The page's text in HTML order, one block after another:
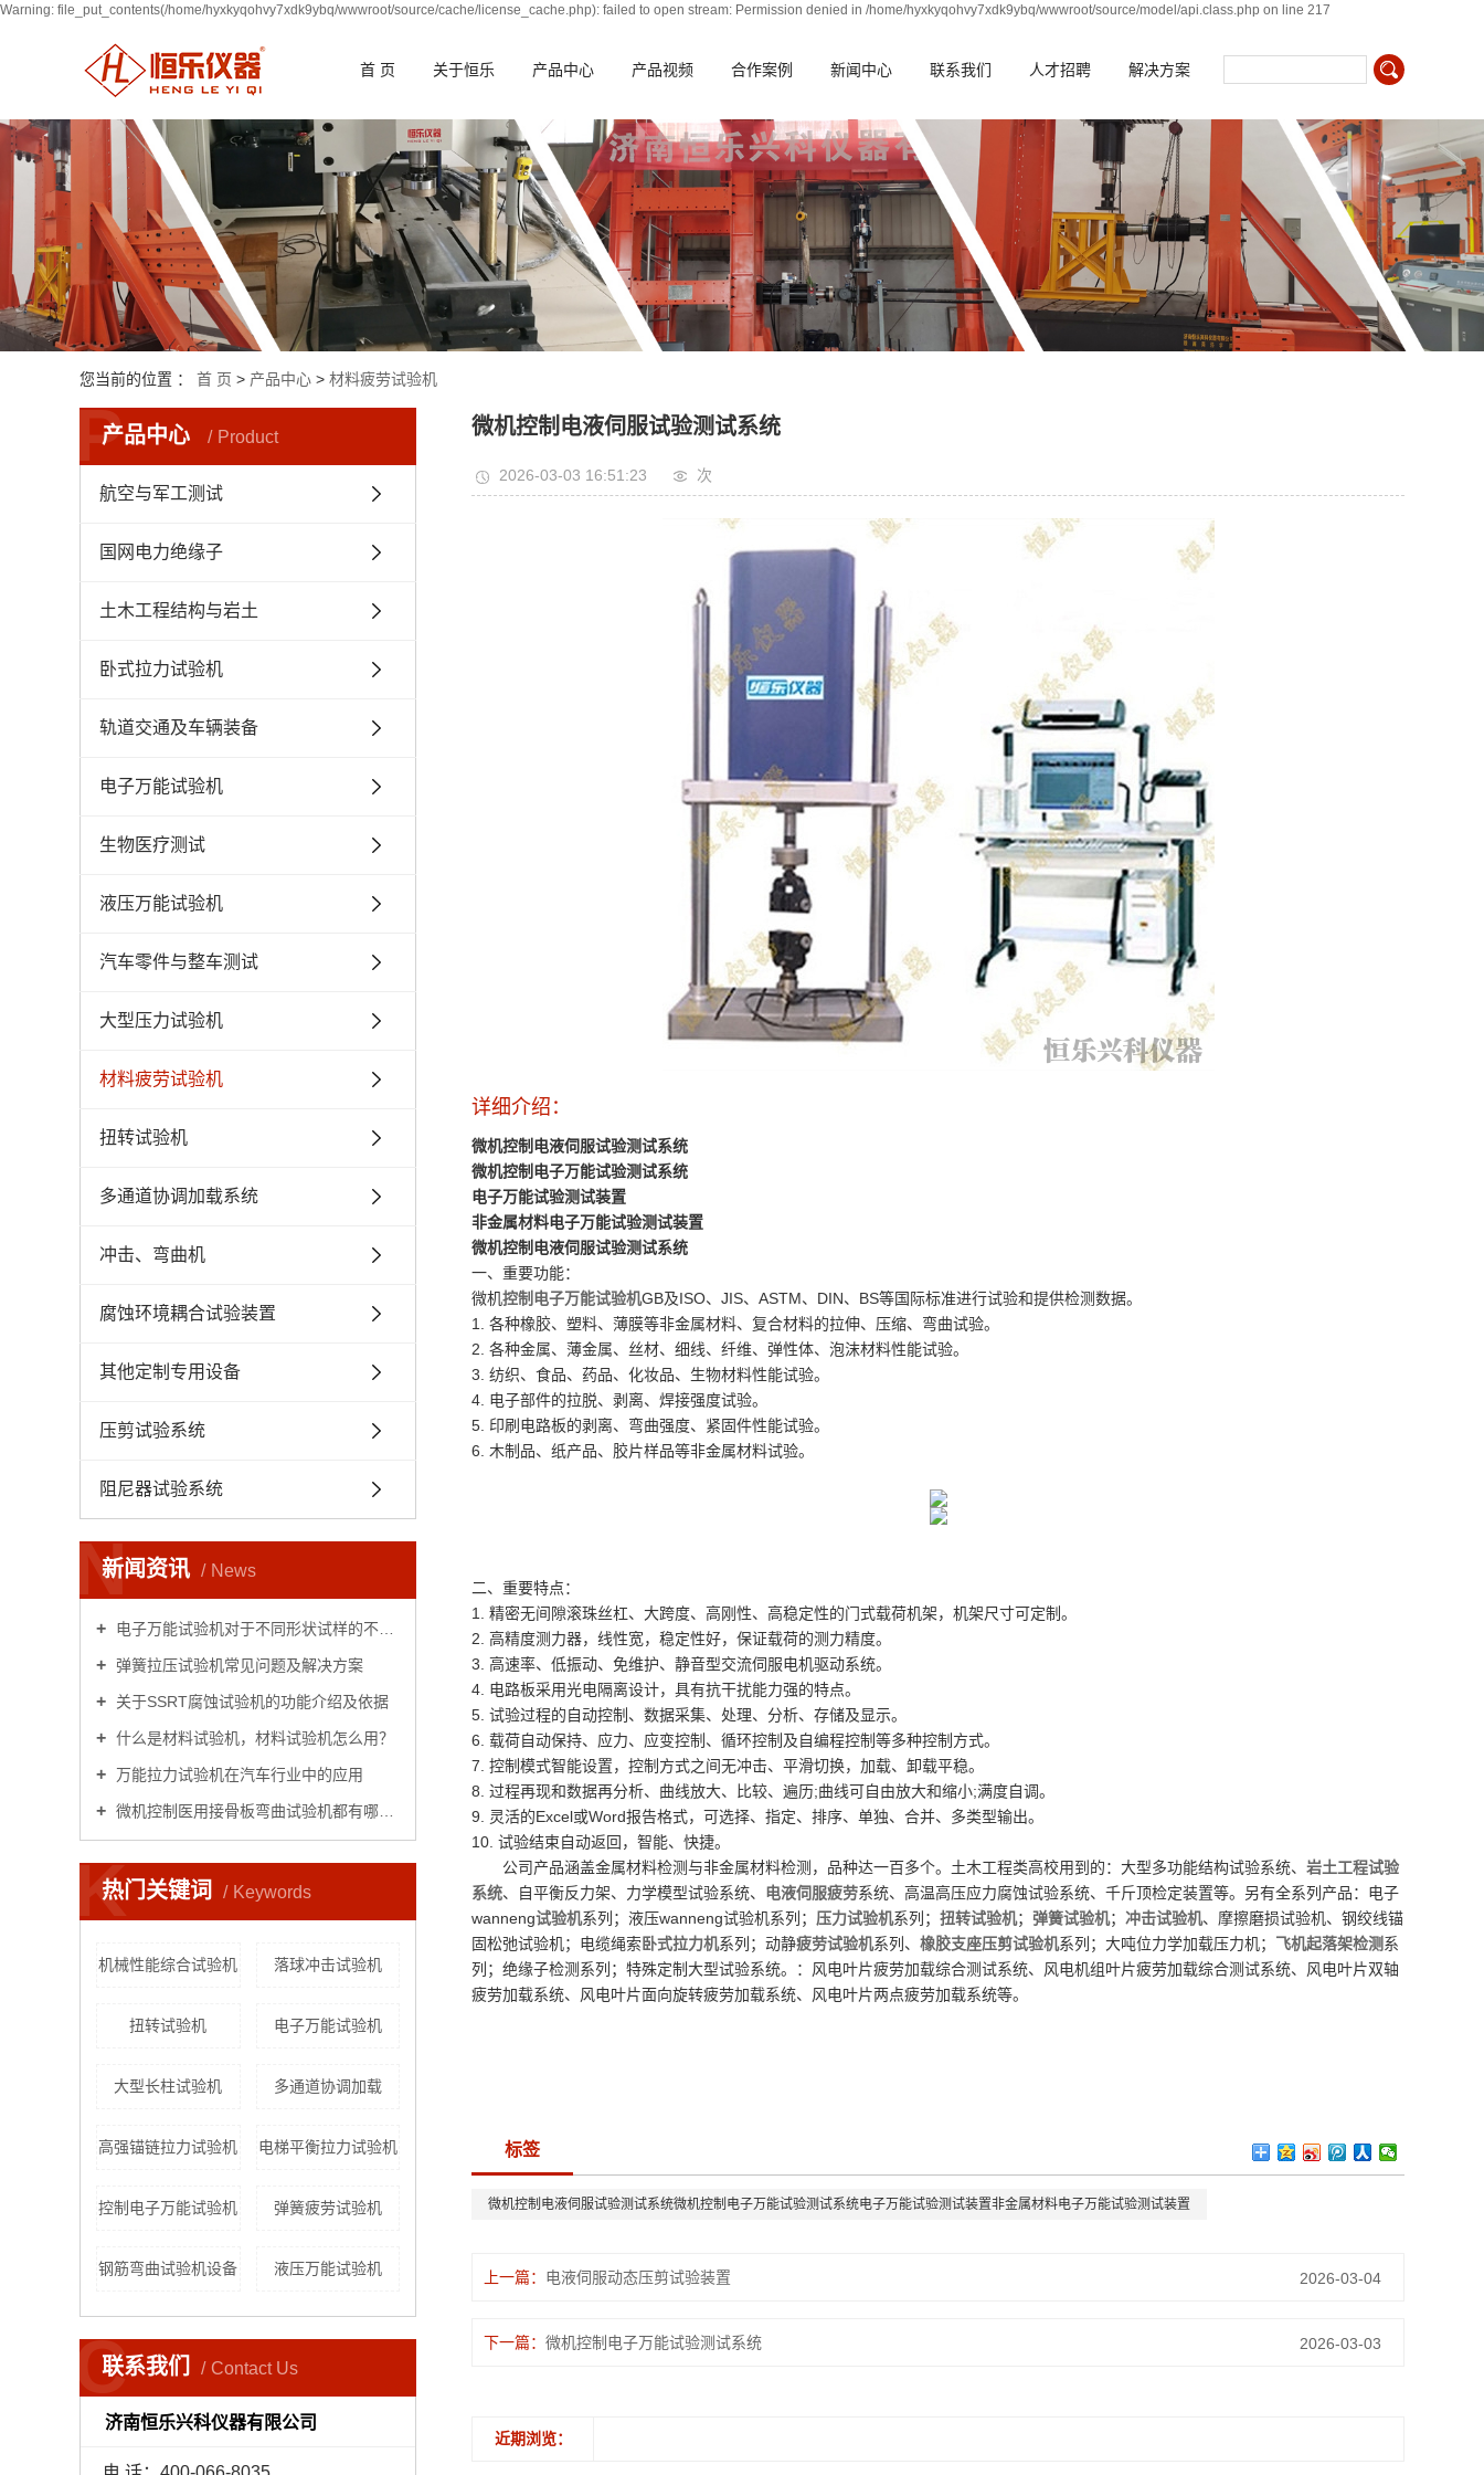
Warning: file_put_contents(/home/hyxkyqohvy7xdk9ybq/wwwroot/source/cache/license_cache.php): failed to open stream: Permission denied in /home/hyxkyqohvy7xdk9ybq/wwwroot/source/model/api.class.php on line 217
首 页 关于恒乐 产品中心 产品视频 合作案例 新闻中心 联系我们 人才招聘 解决方案
您当前的位置 ： 首 页 > 产品中心 > 材料疲劳试验机
产品中心 Product
P
航空与军工测试
国网电力绝缘子
土木工程结构与岩土
卧式拉力试验机
轨道交通及车辆装备
电子万能试验机
生物医疗测试
液压万能试验机
汽车零件与整车测试
大型压力试验机
材料疲劳试验机
扭转试验机
多通道协调加载系统
冲击、弯曲机
腐蚀环境耦合试验装置
其他定制专用设备
压剪试验系统
阻尼器试验系统
新闻资讯 News
N
电子万能试验机对于不同形状试样的不同试验
弹簧拉压试验机常见问题及解决方案
关于SSRT腐蚀试验机的功能介绍及依据
什么是材料试验机，材料试验机怎么用？
万能拉力试验机在汽车行业中的应用
微机控制医用接骨板弯曲试验机都有哪些用处
热门关键词 Keywords
K
机械性能综合试验机 落球冲击试验机
扭转试验机 电子万能试验机
大型长柱试验机 多通道协调加载
高强锚链拉力试验机 电梯平衡拉力试验机
控制电子万能试验机 弹簧疲劳试验机
钢筋弯曲试验机设备 液压万能试验机
联系我们 Contact Us
C
济南恒乐兴科仪器有限公司
微机控制电液伺服试验测试系统
2026-03-03 16:51:23 次
详细介绍：
微机控制电液伺服试验测试系统
微机控制电子万能试验测试系统
电子万能试验测试装置
非金属材料电子万能试验测试装置
微机控制电液伺服试验测试系统
一、重要功能：
微机控制电子万能试验机GB及ISO、JIS、ASTM、DIN、BS等国际标准进行试验和提供检测数据。
1. 各种橡胶、塑料、薄膜等非金属材料、复合材料的拉伸、压缩、弯曲试验。
2. 各种金属、薄金属、丝材、细线、纤维、弹性体、泡沫材料性能试验。
3. 纺织、食品、药品、化妆品、生物材料性能试验。
4. 电子部件的拉脱、剥离、焊接强度试验。
5. 印刷电路板的剥离、弯曲强度、紧固件性能试验。
6. 木制品、纸产品、胶片样品等非金属材料试验。
二、重要特点：
1. 精密无间隙滚珠丝杠、大跨度、高刚性、高稳定性的门式载荷机架，机架尺寸可定制。
2. 高精度测力器，线性宽，稳定性好，保证载荷的测力精度。
3. 高速率、低振动、免维护、静音型交流伺服电机驱动系统。
4. 电路板采用光电隔离设计，具有抗干扰能力强的特点。
5. 试验过程的自动控制、数据采集、处理、分析、存储及显示。
6. 载荷自动保持、应力、应变控制、循环控制及自编程控制等多种控制方式。
7. 控制模式智能设置，控制方式之间无冲击、平滑切换，加载、卸载平稳。
8. 过程再现和数据再分析、曲线放大、比较、遍历;曲线可自由放大和缩小;满度自调。
9. 灵活的Excel或Word报告格式，可选择、指定、排序、单独、合并、多类型输出。
10. 试验结束自动返回，智能、快捷。
公司产品涵盖金属材料检测与非金属材料检测，品种达一百多个。土木工程类高校用到的：大型多功能结构试验系统、 岩土工程试验
系统、自平衡反力架、力学模型试验系统、 电液伺服疲劳系统、高温高压应力腐蚀试验系统、千斤顶检定装置等。另有全系列产品：电子
wanneng试验机系列；液压wanneng试验机系列； 压力试验机系列； 扭转试验机； 弹簧试验机； 冲击试验机、摩擦磨损试验机、钢绞线锚
固松弛试验机；电缆绳索 卧式拉力机系列；动静疲劳试验机系列、 橡胶支座压剪试验机系列；大吨位力学加载压力机； 飞机起落架检测系
列；绝缘子检测系列；特殊定制大型试验系统。：风电叶片疲劳加载综合测试系统、风电机组叶片疲劳加载综合测试系统、风电叶片双轴
疲劳加载系统、风电叶片面向旋转疲劳加载系统、风电叶片两点疲劳加载系统等。
标签
微机控制电液伺服试验测试系统微机控制电子万能试验测试系统电子万能试验测试装置非金属材料电子万能试验测试装置
上一篇： 电液伺服动态压剪试验装置 2026-03-04
下一篇： 微机控制电子万能试验测试系统 2026-03-03
近期浏览：